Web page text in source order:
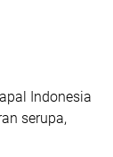
Indonesia
serupa,